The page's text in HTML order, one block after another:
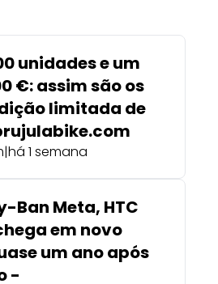
unidades e um
€: assim são os
limitada de
|há 1 semana
Ban Meta, HTC
em novo
um ano após
-